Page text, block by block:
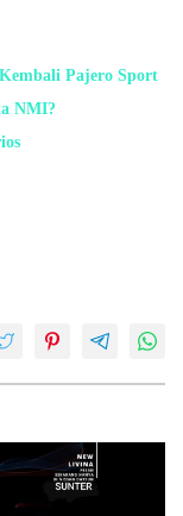
Pajero Sport
NMI?